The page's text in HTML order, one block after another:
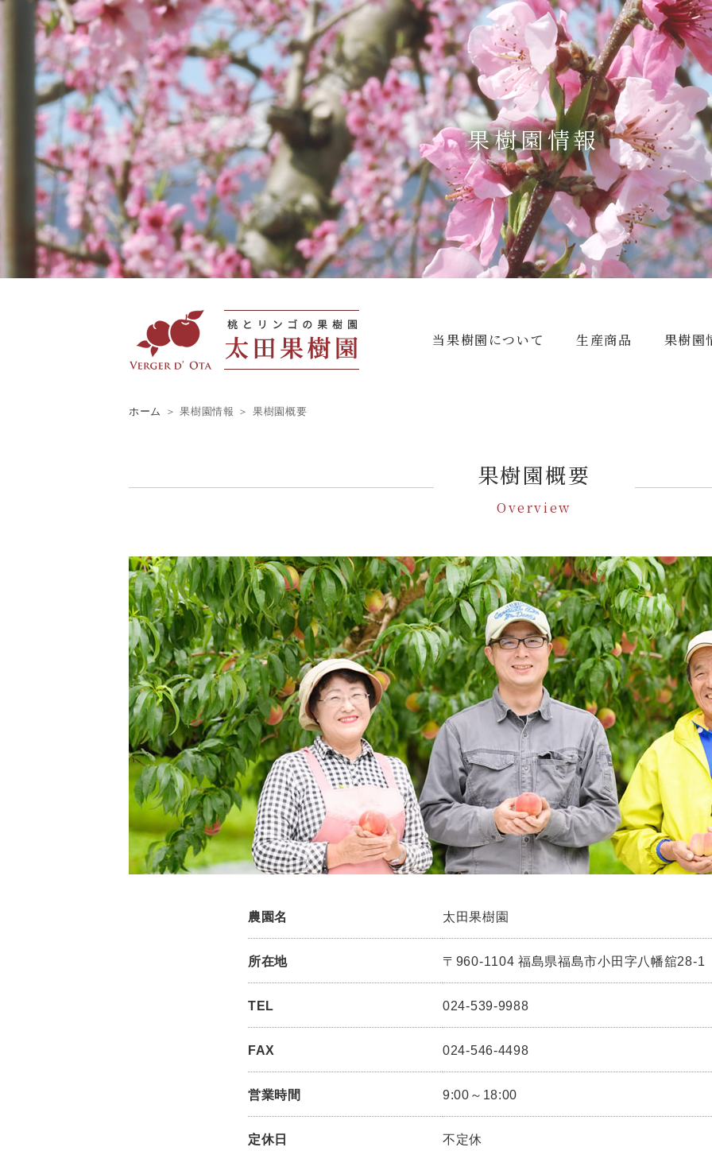
果樹園情報
当果樹園について 生産商品 果樹園
ホーム ＞ 果樹園情報 ＞ 果樹園概要
果樹園概要
Overview
農園名 太田果樹園
所在地 〒960-1104 福島県福島市小田字八幡舘28-1
TEL 024-539-9988
FAX 024-546-4498
営業時間 9:00～18:00
定休日 不定休